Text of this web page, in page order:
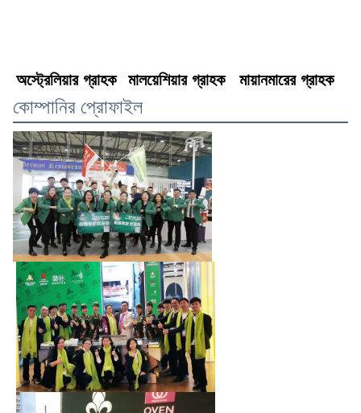
অস্ট্রেলিয়ার গ্রাহক মালয়েশিয়ার গ্রাহক মায়ানমারের গ্রাহক
কোম্পানির প্রোফাইল